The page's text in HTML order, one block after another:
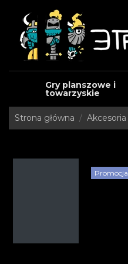
Gry planszowe i
towarzyskie
Strona główna Akcesoria
Promocja